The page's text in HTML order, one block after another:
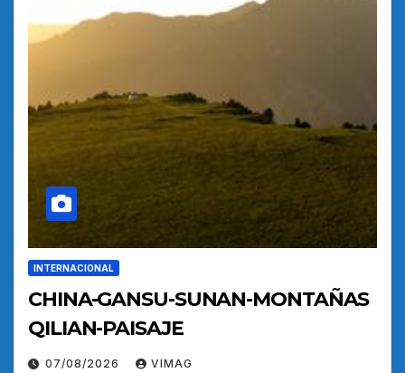
INTERNACIONAL
CHINA-GANSU-SUNAN-MONTAÑAS
QILIAN-PAISAJE
07/08/2026 VIMAG